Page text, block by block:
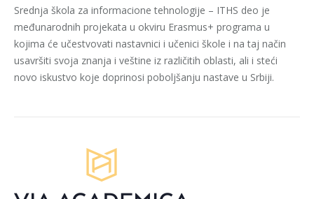
Srednja škola za informacione tehnologije – ITHS deo je
međunarodnih projekata u okviru Erasmus+ programa u
kojima će učestvovati nastavnici i učenici škole i na taj način
usavršiti svoja znanja i veštine iz različitih oblasti, ali i steći
novo iskustvo koje doprinosi poboljšanju nastave u Srbiji.